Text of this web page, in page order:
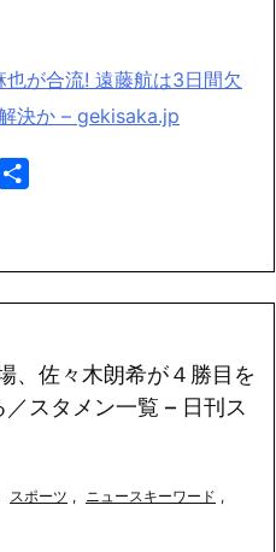
が合流! 遠藤航は3日間欠
決か – gekisaka.jp
Copy
、佐々木朗希が４勝目を
スタメン一覧 – 日刊ス
スポーツ , ニュースキーワード ,